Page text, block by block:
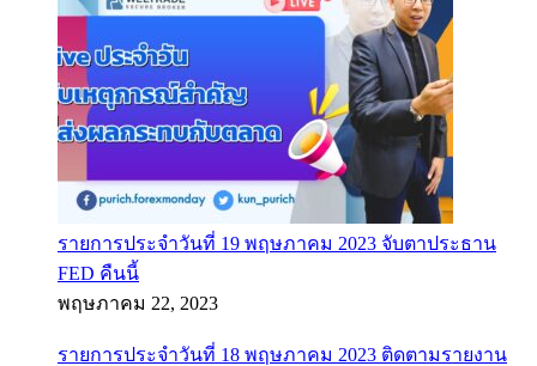
รายการประจำวันที่ 19 พฤษภาคม 2023 จับตาประธาน
FED คืนนี้
พฤษภาคม 22, 2023
รายการประจำวันที่ 18 พฤษภาคม 2023 ติดตามรายงาน